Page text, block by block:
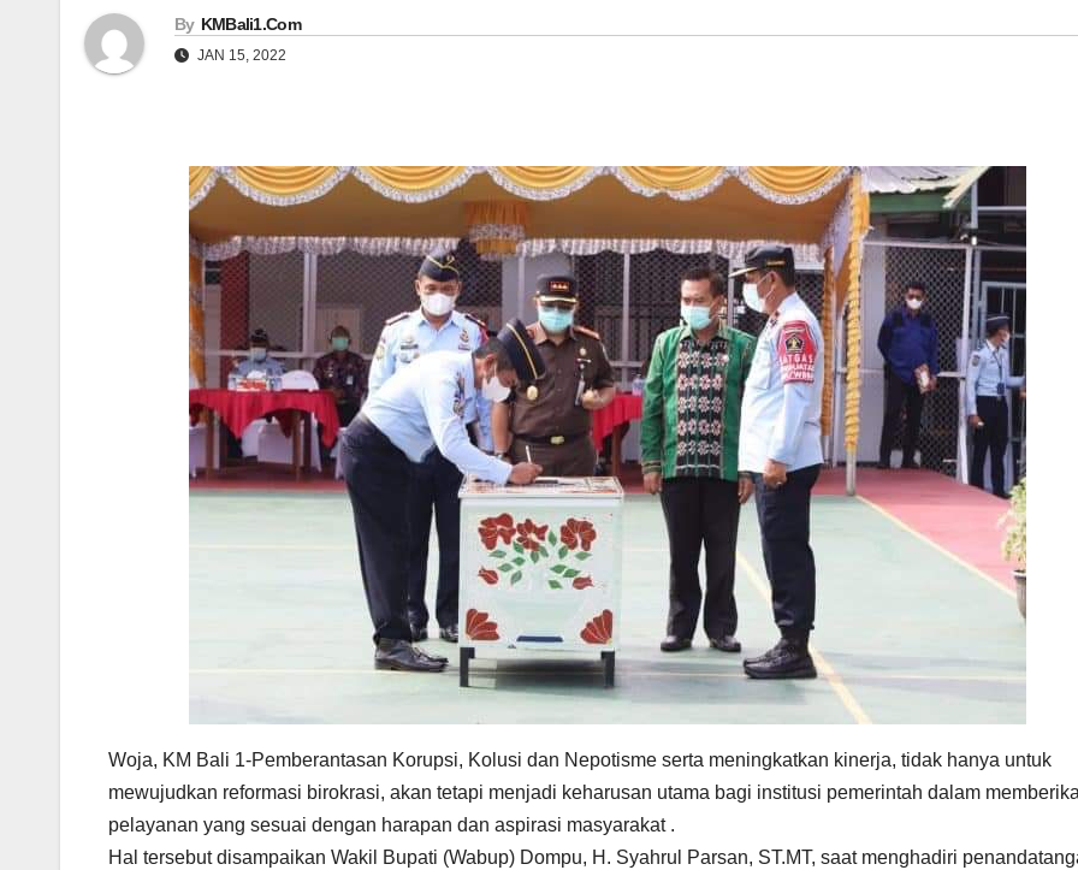
By KMBali1.Com
JAN 15, 2022
Woja, KM Bali 1-Pemberantasan Korupsi, Kolusi dan Nepotisme serta meningkatkan kinerja, tidak hanya untuk
mewujudkan reformasi birokrasi, akan tetapi menjadi keharusan utama bagi institusi pemerintah dalam
pelayanan yang sesuai dengan harapan dan aspirasi masyarakat .
Hal tersebut disampaikan Wakil Bupati (Wabup) Dompu, H. Syahrul Parsan, ST.MT, saat menghadiri